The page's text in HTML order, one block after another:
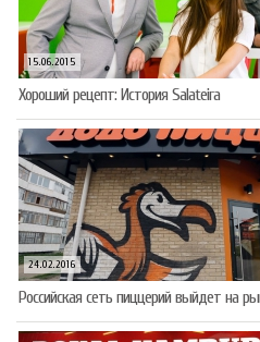
15.06.2015
Хороший рецепт: История Salateira
24.02.2016
Российская сеть пиццерий выйдет на